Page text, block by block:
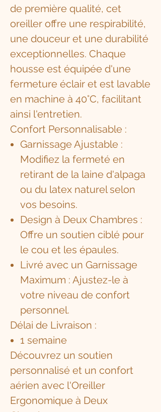
de première qualité, cet
oreiller offre une respirabilité,
une douceur et une durabilité
exceptionnelles. Chaque
housse est équipée d'une
fermeture éclair et est lavable
en machine à 40°C, facilitant
ainsi l'entretien.
Confort Personnalisable :
Garnissage Ajustable :
Modifiez la fermeté en
retirant de la laine d'alpaga
ou du latex naturel selon
vos besoins.
Design à Deux Chambres :
Offre un soutien ciblé pour
le cou et les épaules.
Livré avec un Garnissage
Maximum : Ajustez-le à
votre niveau de confort
personnel.
Délai de Livraison :
1 semaine
Découvrez un soutien
personnalisé et un confort
aérien avec l'Oreiller
Ergonomique à Deux